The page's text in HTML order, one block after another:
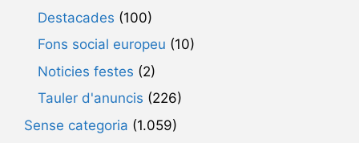
Destacades (100)
Fons social europeu (10)
Noticies festes (2)
Tauler d'anuncis (226)
Sense categoria (1.059)